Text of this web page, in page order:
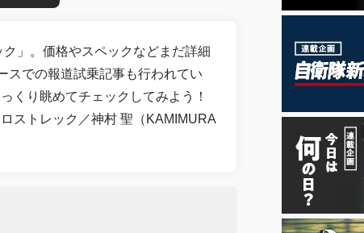
」。価格やスペックなどまだ詳細
スでの報道試乗記事も行われてい
り眺めてチェックしてみよう！
ストレック／神村 聖（KAMIMURA